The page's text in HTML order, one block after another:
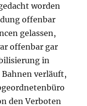
worden
offenbar
gelassen,
offenbar gar
in
verläuft,
den Verboten